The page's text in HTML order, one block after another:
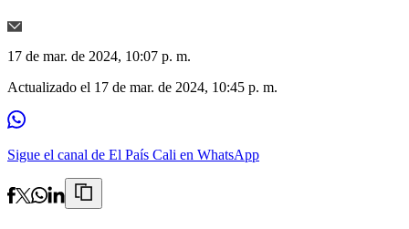
17 de mar. de 2024, 10:07 p. m.
Actualizado el 17 de mar. de 2024, 10:45 p. m.
Sigue el canal de El País Cali en WhatsApp